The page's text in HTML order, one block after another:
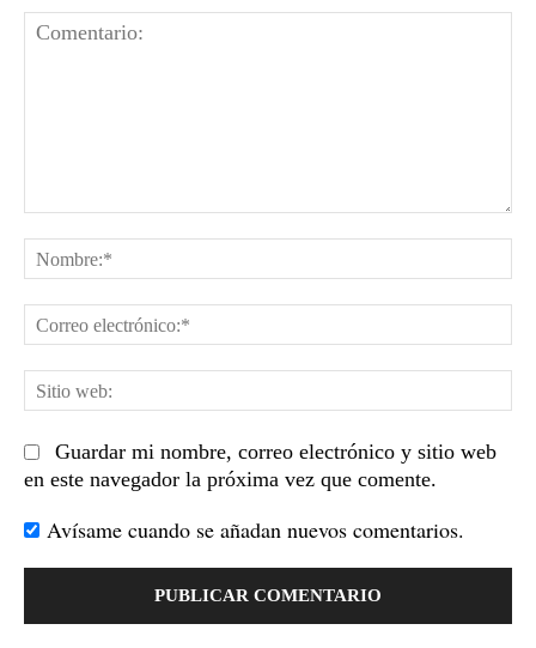
Guardar mi nombre, correo electrónico y sitio web
en este navegador la próxima vez que comente.
Avísame cuando se añadan nuevos comentarios.